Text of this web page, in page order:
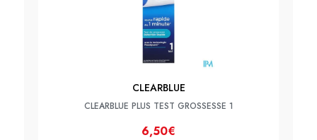
CLEARBLUE
CLEARBLUE PLUS TEST GROSSESSE 1
6,50€